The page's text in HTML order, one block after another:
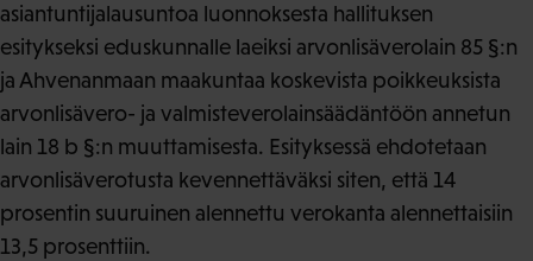
asiantuntijalausuntoa luonnoksesta hallituksen
esitykseksi eduskunnalle laeiksi arvonlisäverolain 85 §:n
ja Ahvenanmaan maakuntaa koskevista poikkeuksista
arvonlisävero- ja valmisteverolainsäädäntöön annetun
lain 18 b §:n muuttamisesta. Esityksessä ehdotetaan
arvonlisäverotusta kevennettäväksi siten, että 14
prosentin suuruinen alennettu verokanta alennettaisiin
13,5 prosenttiin.